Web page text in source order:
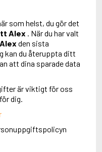
som helst, du gör det
Alex . När du har valt
den sista
kan du återuppta ditt
att dina sparade data
är viktigt för oss
dig.